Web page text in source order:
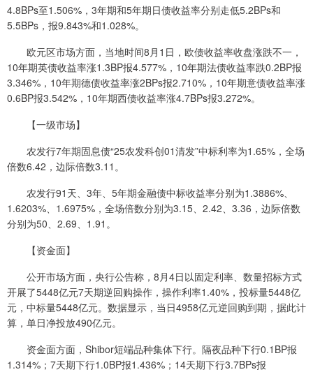
4.8BPs至1.506%，3年期和5年期日债收益率分别走低5.2BPs和
5.5BPs，报9.843%和1.028%。
欧元区市场方面，当地时间8月1日，欧债收益率收盘涨跌不一，
10年期英债收益率涨1.3BP报4.577%，10年期法债收益率跌0.2BP报
3.346%，10年期德债收益率涨2BPs报2.710%，10年期意债收益率涨
0.6BP报3.542%，10年期西债收益率涨4.7BPs报3.272%。
【一级市场】
农发行7年期固息债“25农发科创01清发”中标利率为1.65%，全场
倍数6.42，边际倍数3.11。
农发行91天、3年、5年期金融债中标收益率分别为1.3886%、
1.6203%、1.6975%，全场倍数分别为3.15、2.42、3.36，边际倍数
分别为50、2.69、1.91。
【资金面】
公开市场方面，央行公告称，8月4日以固定利率、数量招标方式
开展了5448亿元7天期逆回购操作，操作利率1.40%，投标量5448亿
元，中标量5448亿元。数据显示，当日4958亿元逆回购到期，据此计
算，单日净投放490亿元。
资金面方面，Shibor短端品种集体下行。隔夜品种下行0.1BP报
1.314%；7天期下行1.0BP报1.436%；14天期下行3.7BPs报